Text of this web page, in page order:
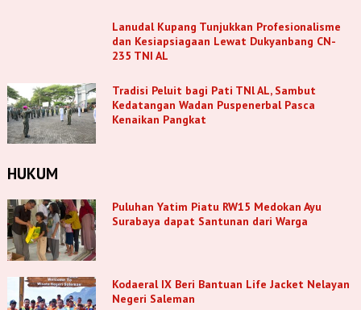
Lanudal Kupang Tunjukkan Profesionalisme
dan Kesiapsiagaan Lewat Dukyanbang CN-
235 TNI AL
Tradisi Peluit bagi Pati TNl AL, Sambut
Kedatangan Wadan Puspenerbal Pasca
Kenaikan Pangkat
HUKUM
Puluhan Yatim Piatu RW15 Medokan Ayu
Surabaya dapat Santunan dari Warga
Kodaeral IX Beri Bantuan Life Jacket Nelayan
Negeri Saleman